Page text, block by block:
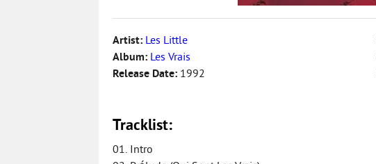
Artist: Les Little
Album: Les Vrais
Release Date: 1992
Tracklist:
01. Intro